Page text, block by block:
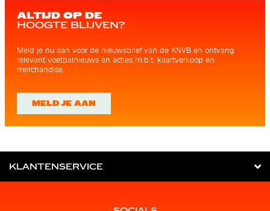
ALTIJD OP DE
HOOGTE BLIJVEN?
Meld je nu aan voor de nieuwsbrief van de KNVB en ontvang
relevant voetbalnieuws en acties m.b.t. kaartverkoop en
merchandise.
MELD JE AAN
KLANTENSERVICE